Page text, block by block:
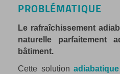
PROBLÉMATIQUE
Le rafraîchissement
naturelle parfaitement
bâtiment.
Cette solutionadiabatique